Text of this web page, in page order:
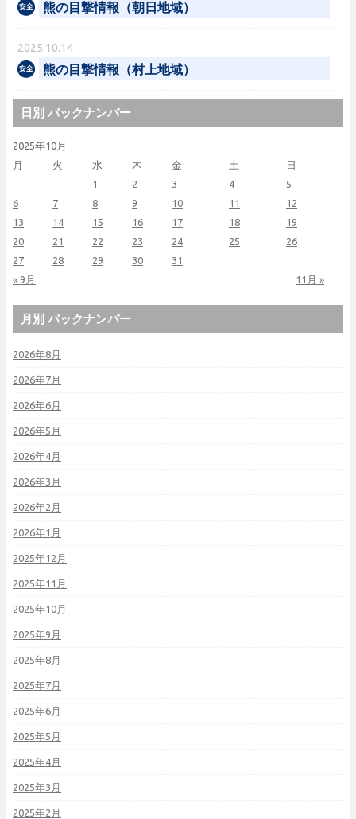
熊の目撃情報（朝日地域）
2025.10.14
熊の目撃情報（村上地域）
日別 バックナンバー
2025年10月
月
火 水 木 金 土 日
« 9月 11月 »
1 2 3 4
5
6
7 8 9 10 11
12
13
14 15 16 17 18
19
20
21 22 23 24 25
26
27
28 29 30 31
月別 バックナンバー
2026年8月
2026年7月
2026年6月
2026年5月
2026年4月
2026年3月
2026年2月
2026年1月
2025年12月
2025年11月
2025年10月
2025年9月
2025年8月
2025年7月
2025年6月
2025年5月
2025年4月
2025年3月
2025年2月